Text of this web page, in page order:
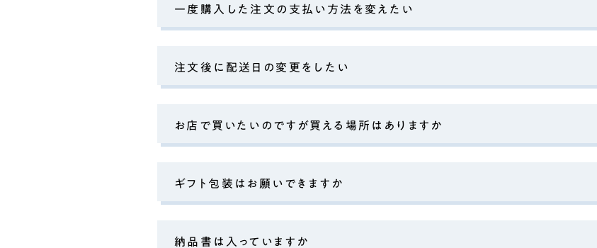
一度購入した注文の支払い方法を変えたい
注文後に配送日の変更をしたい
お店で買いたいのですが買える場所はありますか
ギフト包装はお願いできますか
納品書は入っていますか